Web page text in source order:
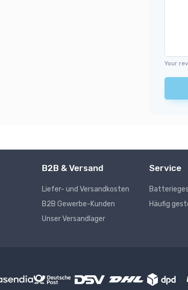
Your
B2B & Versand
Liefer- und Versandkosten
B2B Gewerbe-Kunden
Unser Versandlager
Service
Häufig